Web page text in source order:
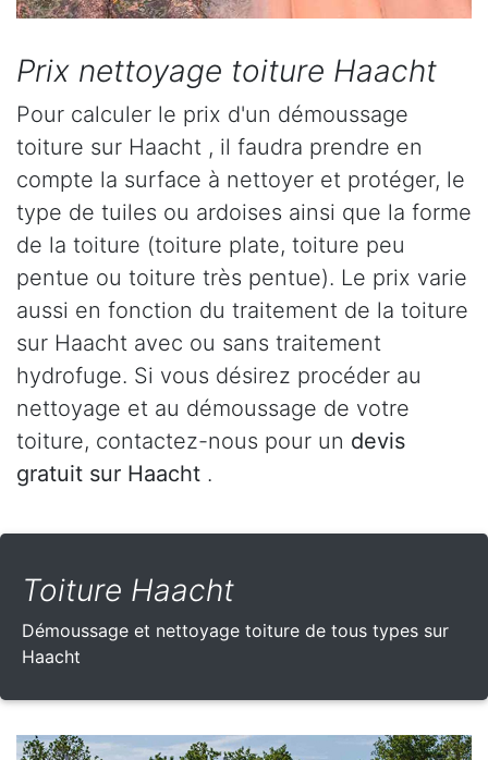
Prix nettoyage toiture Haacht
Pour calculer le prix d'un démoussage
toiture sur Haacht , il faudra prendre en
compte la surface à nettoyer et protéger, le
type de tuiles ou ardoises ainsi que la forme
de la toiture (toiture plate, toiture peu
pentue ou toiture très pentue). Le prix varie
aussi en fonction du traitement de la toiture
sur Haacht avec ou sans traitement
hydrofuge. Si vous désirez procéder au
nettoyage et au démoussage de votre
toiture, contactez-nous pour un devis
gratuit sur Haacht .
Toiture Haacht
Démoussage et nettoyage toiture de tous types sur
Haacht